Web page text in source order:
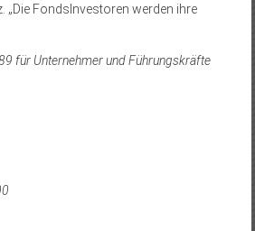
„Die FondsInvestoren werden ihre
für Unternehmer und Führungskräfte